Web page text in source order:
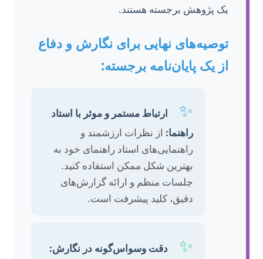
یک پژوهش برجسته هستند.
توصیه‌های نهایی برای نگارش و دفاع
از یک پایان‌نامه برجسته:
✨
ارتباط مستمر و موثر با استاد
راهنما: از نظرات ارزشمند و
راهنمایی‌های استاد راهنمای خود به
بهترین شکل ممکن استفاده کنید.
جلسات منظم و ارائه گزارش‌های
دقیق، کلید پیشرفت است.
✨ دقت وسواس‌گونه در نگارش: